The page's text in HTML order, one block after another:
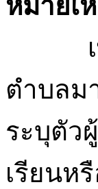
หมายเ
เพื่อเ
ตำบลม
ระบุตัว
เรียนห